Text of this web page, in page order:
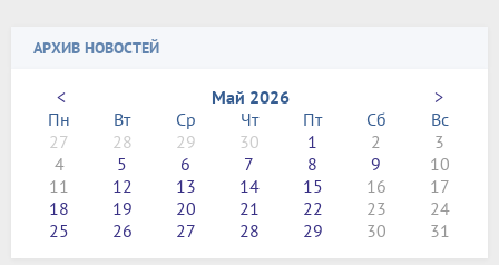
АРХИВ НОВОСТЕЙ
< Май 2026
>
Пн
Вт Ср Чт Пт Сб
Вс
27
28 29 30 1 2
3
4
5 6 7 8 9
10
11
12 13 14 15 16
17
18
19 20 21 22 23
24
25
26 27 28 29 30 31